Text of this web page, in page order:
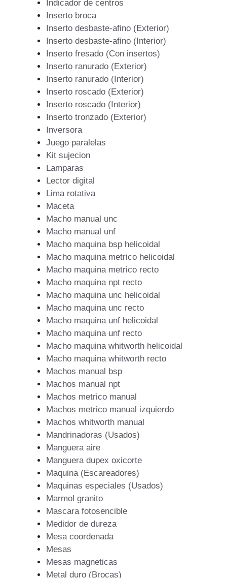
Indicador de centros
Inserto broca
Inserto desbaste-afino (Exterior)
Inserto desbaste-afino (Interior)
Inserto fresado (Con insertos)
Inserto ranurado (Exterior)
Inserto ranurado (Interior)
Inserto roscado (Exterior)
Inserto roscado (Interior)
Inserto tronzado (Exterior)
Inversora
Juego paralelas
Kit sujecion
Lamparas
Lector digital
Lima rotativa
Maceta
Macho manual unc
Macho manual unf
Macho maquina bsp helicoidal
Macho maquina metrico helicoidal
Macho maquina metrico recto
Macho maquina npt recto
Macho maquina unc helicoidal
Macho maquina unc recto
Macho maquina unf helicoidal
Macho maquina unf recto
Macho maquina whitworth helicoidal
Macho maquina whitworth recto
Machos manual bsp
Machos manual npt
Machos metrico manual
Machos metrico manual izquierdo
Machos whitworth manual
Mandrinadoras (Usados)
Manguera aire
Manguera dupex oxicorte
Maquina (Escareadores)
Maquinas especiales (Usados)
Marmol granito
Mascara fotosencible
Medidor de dureza
Mesa coordenada
Mesas
Mesas magneticas
Metal duro (Brocas)